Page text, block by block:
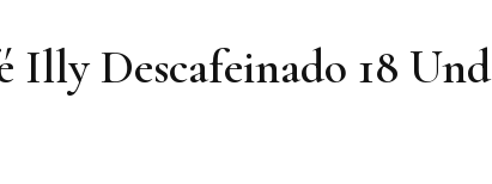
Illy Descafeinado 18 Und